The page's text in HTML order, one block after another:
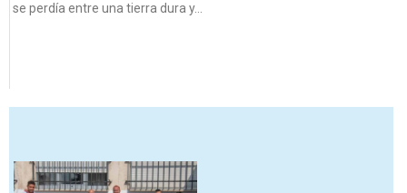
se perdía entre una tierra dura y…